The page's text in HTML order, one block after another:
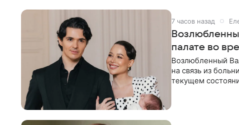
7 часов назад
палате во
Возлюбленный
на связь из
текущем